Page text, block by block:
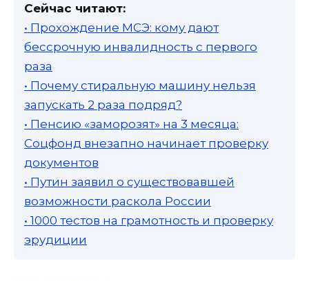
Сейчас читают:
• Прохождение МСЭ: кому дают
бессрочную инвалидность с первого
раза
• Почему стиральную машину нельзя
запускать 2 раза подряд?
• Пенсию «заморозят» на 3 месяца:
Соцфонд внезапно начинает проверку
документов
• Путин заявил о существовавшей
возможности раскола России
• 1000 тестов на грамотность и проверку
эрудиции